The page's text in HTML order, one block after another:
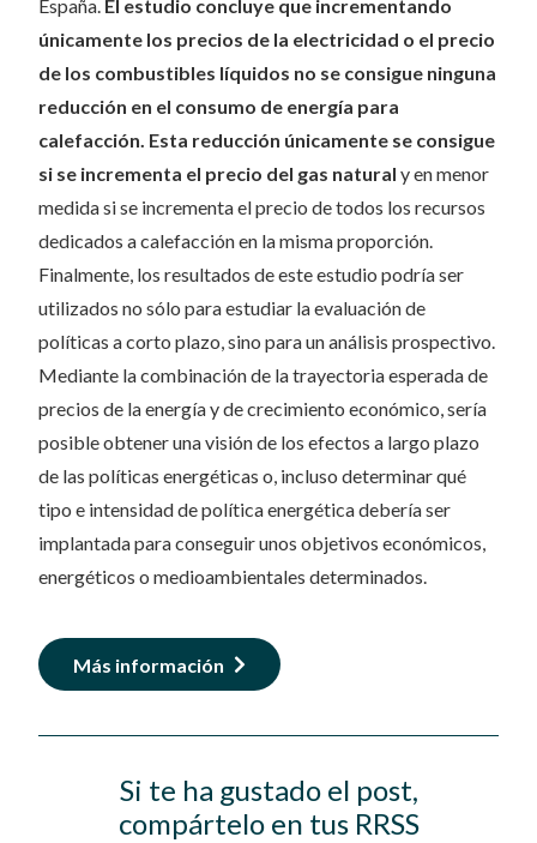
España. El estudio concluye que incrementando
únicamente los precios de la electricidad o el precio
de los combustibles líquidos no se consigue ninguna
reducción en el consumo de energía para
calefacción. Esta reducción únicamente se consigue
si se incrementa el precio del gas natural y en menor
medida si se incrementa el precio de todos los recursos
dedicados a calefacción en la misma proporción.
Finalmente, los resultados de este estudio podría ser
utilizados no sólo para estudiar la evaluación de
políticas a corto plazo, sino para un análisis prospectivo.
Mediante la combinación de la trayectoria esperada de
precios de la energía y de crecimiento económico, sería
posible obtener una visión de los efectos a largo plazo
de las políticas energéticas o, incluso determinar qué
tipo e intensidad de política energética debería ser
implantada para conseguir unos objetivos económicos,
energéticos o medioambientales determinados.
Más información
Si te ha gustado el post,
compártelo en tus RRSS